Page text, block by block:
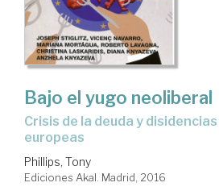
Bajo el yugo neoliberal
crisis de la deuda y disidencias en las periferias
europeas
Phillips, Tony
Ediciones Akal. Madrid, 2016